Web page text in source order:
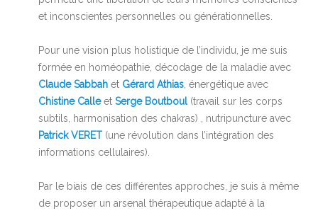
et inconscientes personnelles ou générationnelles.
Pour une vision plus holistique de l’individu, je me suis
formée en homéopathie, décodage de la maladie avec
Claude Sabbah et Gérard Athias , énergétique avec
Chistine Calleet Serge Boutboul (travail sur les corps
subtils, harmonisation des chakras) , nutripuncture avec
Patrick VERET (une révolution dans l’intégration des
informations cellulaires).
Par le biais de ces différentes approches, je suis à même
de proposer un arsenal thérapeutique adapté à la